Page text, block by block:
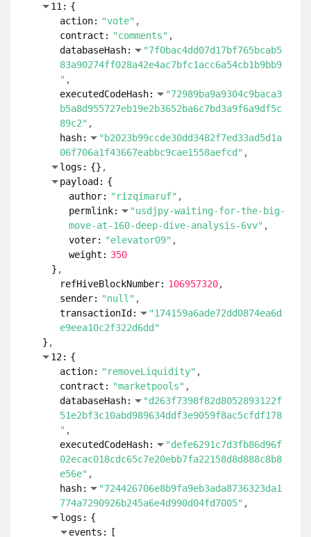
executedCodeHash:
b5a8d955727eb19e2b3652ba6c7bd3a9f6a9df5c
89c2"
hash:
"4f44f7f92e34922addb3ff7abd6396a3
313117f293e0632b7e21ffb125ab95e6"
logs:
payload: {
author: "florian-glechner"
permlink:
energy-report-may-2026"
voter: "petani"
weight:
}
refHiveBlockNumber: 106957320
sender: "null"
transactionId:
"7d6455fb211f9e577de2c07
f32179c354e1c07a9"
10:
action: "vote"
contract: "comments"
databaseHash:
"7f0bac4dd07d17bf765bcab5
83a90274ff028a42e4ac7bfc1acc6a54cb1b9bb9
executedCodeHash:
b5a8d955727eb19e2b3652ba6c7bd3a9f6a9df5c
89c2"
hash:
"0c8b3ddd0aa1190cd2152110d3f1f6e7
c96690377acf0b851a42aff1421a8595"
logs:
payload: {
author: "peckypeace"
permlink:
4mp"
voter: "pladozero"
weight: